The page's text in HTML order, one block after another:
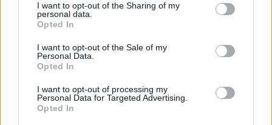
I want to opt-out of the Sharing of my
personal data.
Opted In
I want to opt-out of the Sale of my
Personal Data.
Opted In
I want to opt-out of processing my
Personal Data for Targeted Advertising.
Opted In
turkilmaz livello 8
27 Maggio 2025